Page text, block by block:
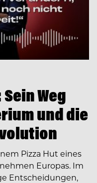
Weg
und die
Pizza Hut eines
Europas. Im
Entscheidungen,